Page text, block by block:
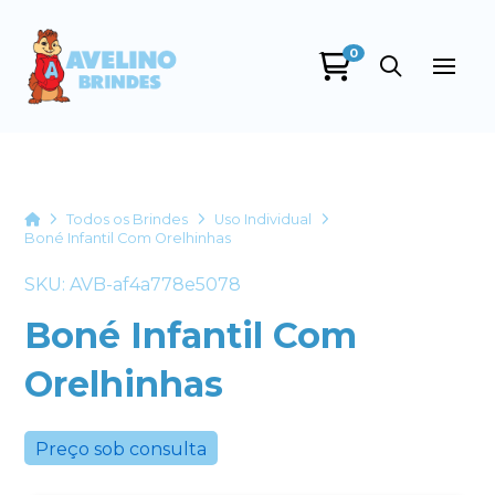
0
HomeTodos os Brindes
Uso Individual
Boné Infantil Com Orelhinhas
SKU: AVB-af4a778e5078
Boné Infantil Com
Orelhinhas
Preço sob consulta
+55